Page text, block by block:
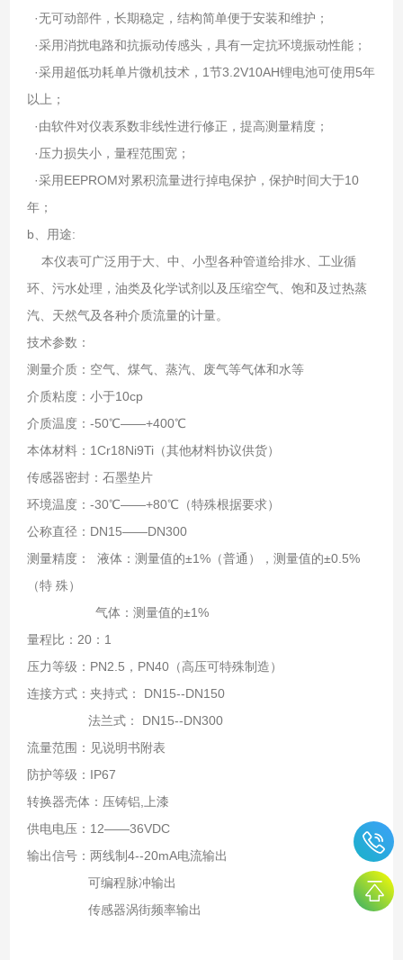
·无可动部件，长期稳定，结构简单便于安装和维护；
·采用消扰电路和抗振动传感头，具有一定抗环境振动性能；
·采用超低功耗单片微机技术，1节3.2V10AH锂电池可使用5年
以上；
·由软件对仪表系数非线性进行修正，提高测量精度；
·压力损失小，量程范围宽；
·采用EEPROM对累积流量进行掉电保护，保护时间大于10
年；
b、用途:
本仪表可广泛用于大、中、小型各种管道给排水、工业循
环、污水处理，油类及化学试剂以及压缩空气、饱和及过热蒸
汽、天然气及各种介质流量的计量。
技术参数：
测量介质：空气、煤气、蒸汽、废气等气体和水等
介质粘度：小于10cp
介质温度：-50℃——+400℃
本体材料：1Cr18Ni9Ti（其他材料协议供货）
传感器密封：石墨垫片
环境温度：-30℃——+80℃（特殊根据要求）
公称直径：DN15——DN300
测量精度： 液体：测量值的±1%（普通），测量值的±0.5%
（特 殊）
气体：测量值的±1%
量程比：20：1
压力等级：PN2.5，PN40（高压可特殊制造）
连接方式：夹持式： DN15--DN150
法兰式： DN15--DN300
流量范围：见说明书附表
防护等级：IP67
转换器壳体：压铸铝,上漆
供电电压：12——36VDC
输出信号：两线制4--20mA电流输出
可编程脉冲输出
传感器涡街频率输出